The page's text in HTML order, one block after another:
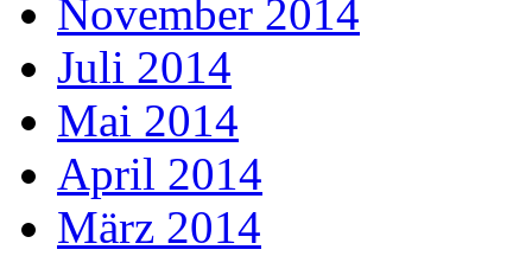
November 2014
Juli 2014
Mai 2014
April 2014
März 2014